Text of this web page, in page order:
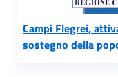
Campi Flegrei,
sostegno della